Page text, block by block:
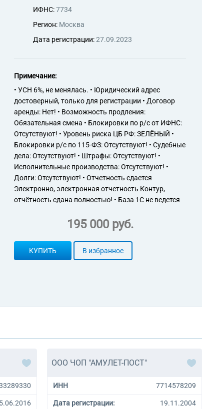
ИФНС:7734
Регион: Москва
Дата регистрации:27.09.2023
Примечание:
• УСН 6%, не менялась. • Юридический адрес
достоверный, только для регистрации • Договор
аренды: Нет! • Возможность продления:
Обязательная смена • Блокировки по р/с от ИФНС:
Отсутствуют! • Уровень риска ЦБ РФ: ЗЕЛЁНЫЙ •
Блокировки р/с по 115-ФЗ: Отсутствуют! • Судебные
дела: Отсутствуют! • Штрафы: Отсутствуют! •
Исполнительные производства: Отсутствуют! •
Долги: Отсутствуют! • Отчетность сдается
Электронно, электронная отчетность Контур,
отчётность сдана полностью! • База 1С не ведется
195 000 руб.
КУПИТЬ В избранное
ООО ЧОП "АМУЛЕТ-ПОСТ"
ИНН 7714578209
Дата регистрации: 19.11.2004